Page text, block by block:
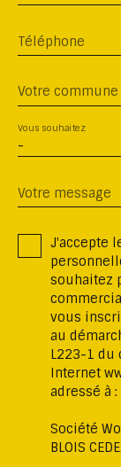
Téléphone
Votre commune
-
Vous souhaitez
Votre message
J'accepte
souhaitez
vous
au
L223-1 du
Internet
adressé à :
Société
BLOIS